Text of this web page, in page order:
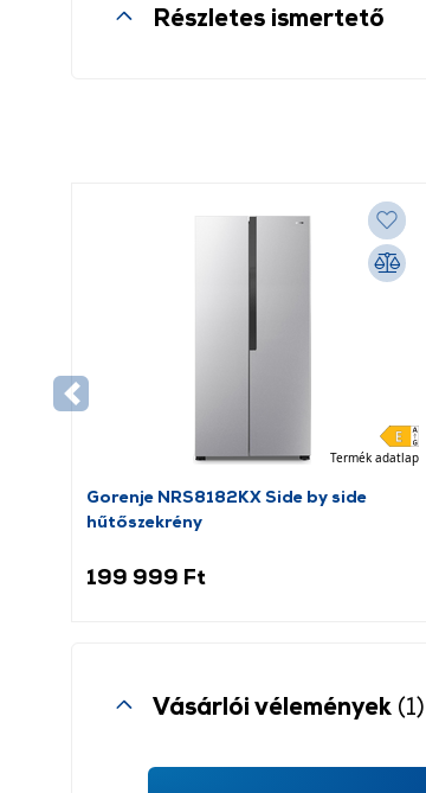
Részletes ismertető
Termék adatlap
Gorenje NRS8182KX Side by side
hűtőszekrény
199 999 Ft
Vásárlói vélemények (1)